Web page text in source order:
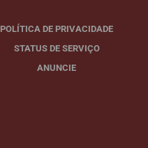
POLÍTICA DE PRIVACIDADE
STATUS DE SERVIÇO
ANUNCIE